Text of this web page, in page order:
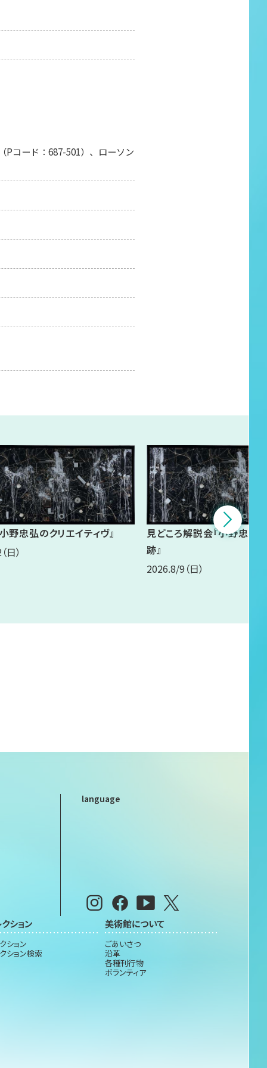
コード：687-501）、ローソン
野忠弘のクリエイティヴ』
（日）
見どころ解説会『小野忠
跡』
2026.8/9（日）
language
ション
ション
ション検索
美術館について
ごあいさつ
沿革
各種刊行物
ボランティア